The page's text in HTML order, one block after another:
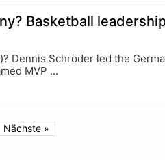
Basketball
Dennis Schröder led the
MVP ...
Nächste »